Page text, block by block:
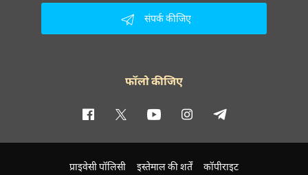
संपर्क कीजिए
फॉलो कीजिए
प्राइवेसी पॉलिसी इस्तेमाल की शर्तें कॉपीराइट